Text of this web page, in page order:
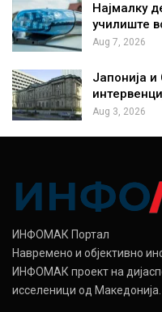
Најмалку
училиште
Aug 7, 2026
Јапонија
Aug 3, 2026
ИНФОМАК Портал
Навремено и објективно
ИНФОМАК проект на
исселеници од Македонија.